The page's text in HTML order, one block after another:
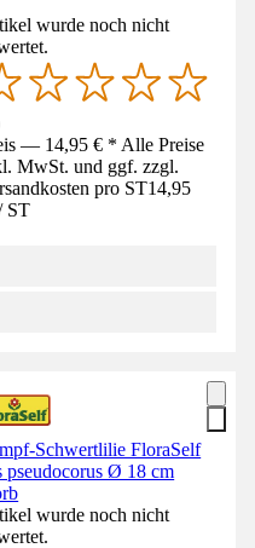
wurde noch nicht
— 14,95 € * Alle Preise
MwSt. und ggf. zzgl.
pro ST14,95
ST
Schwertlilie FloraSelf
pseudocorus Ø 18 cm
wurde noch nicht